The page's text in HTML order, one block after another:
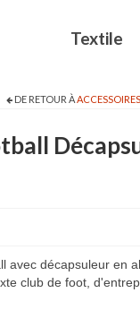
Textile
DE RETOUR À
avec décapsuleur en
club de foot,